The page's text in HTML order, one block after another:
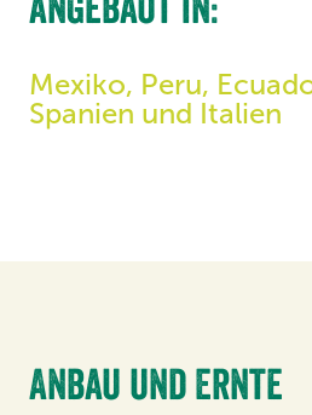
Mexiko, Peru,
Spanien und Italien
Anbau und Ernte